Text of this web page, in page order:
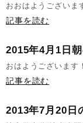
おおはようございま
記事を読む
2015年4月1日
おはようございます！
記事を読む
2013年7月20日